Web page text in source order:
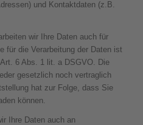
und Kontaktdaten (z.B.
wir Ihre Daten auch für
für die Verarbeitung der Daten ist
6 Abs. 1 lit. a DSGVO. Die
gesetzlich noch vertraglich
hat zur Folge, dass Sie
können.
Ihre Daten auch an